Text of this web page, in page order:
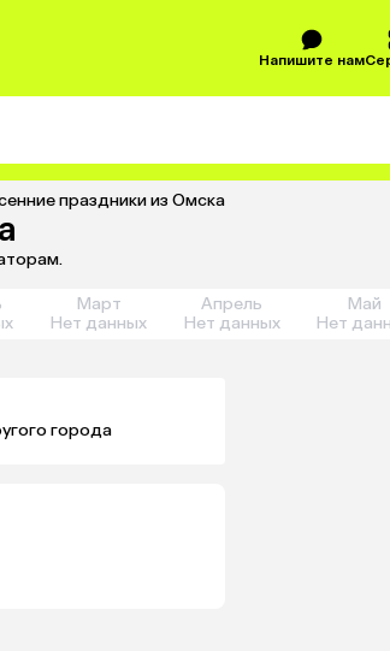
Напишите нам
праздники из Омска
Март
Нет данных
Апрель
Нет данных
Май
Нет
города